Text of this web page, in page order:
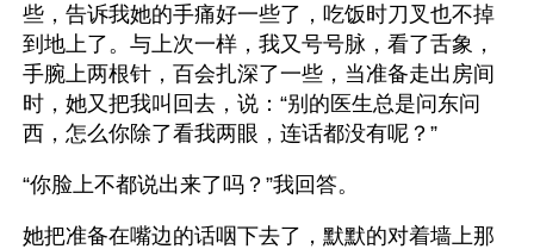
些，告诉我她的手痛好一些了，吃饭时刀叉也不掉
到地上了。与上次一样，我又号号脉，看了舌象，
手腕上两根针，百会扎深了一些，当准备走出房间
时，她又把我叫回去，说：“别的医生总是问东问
西，怎么你除了看我两眼，连话都没有呢？”
“你脸上不都说出来了吗？”我回答。
她把准备在嘴边的话咽下去了，默默的对着墙上那